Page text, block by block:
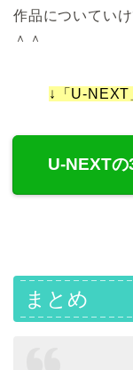
作品についてい
＾＾
↓「U-NEXT
U-NEXT
まとめ